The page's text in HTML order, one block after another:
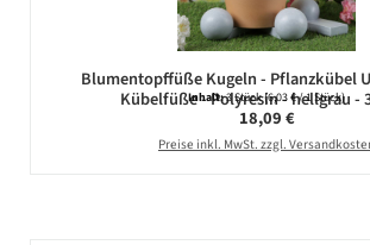
Blumentopffüße Kugeln - Pflanzkübel
Kübelfüße - Polyresin - hellgrau -
Inhalt:3 Stück(6,03 € / 1 Stück)
Regulärer Preis:
18,09 €
Preise inkl. MwSt. zzgl.